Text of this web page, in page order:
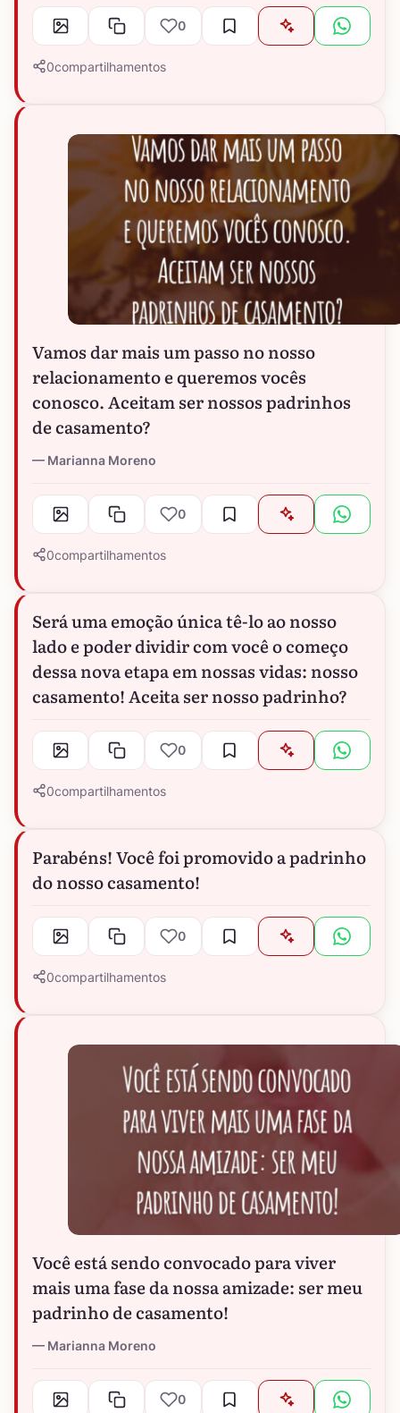
0
0compartilhamentos
Vamos dar mais um passo no nosso
relacionamento e queremos vocês
conosco. Aceitam ser nossos padrinhos
de casamento?
Marianna Moreno
0
0compartilhamentos
Será uma emoção única tê-lo ao nosso
lado e poder dividir com você o começo
dessa nova etapa em nossas vidas: nosso
casamento! Aceita ser nosso padrinho?
0
0compartilhamentos
Parabéns! Você foi promovido a padrinho
do nosso casamento!
0
0compartilhamentos
Você está sendo convocado para viver
mais uma fase da nossa amizade: ser meu
padrinho de casamento!
Marianna Moreno
0